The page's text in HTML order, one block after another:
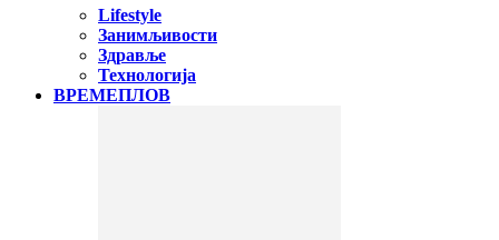
Lifestyle
Занимљивости
Здравље
Технологија
ВРЕМЕПЛОВ